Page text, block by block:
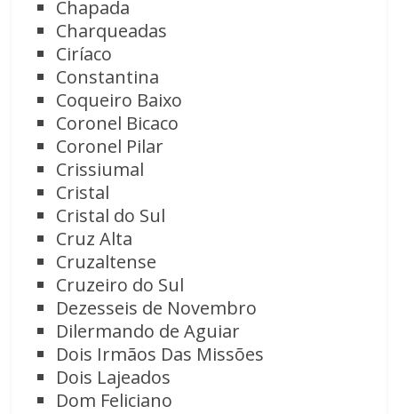
Chapada
Charqueadas
Ciríaco
Constantina
Coqueiro Baixo
Coronel Bicaco
Coronel Pilar
Crissiumal
Cristal
Cristal do Sul
Cruz Alta
Cruzaltense
Cruzeiro do Sul
Dezesseis de Novembro
Dilermando de Aguiar
Dois Irmãos Das Missões
Dois Lajeados
Dom Feliciano